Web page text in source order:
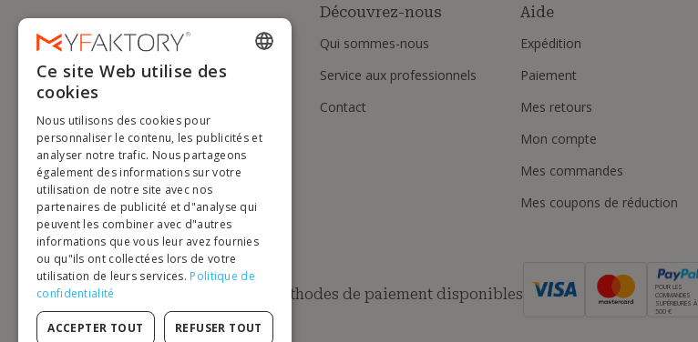
Découvrez-nous
Qui sommes-nous
Service aux professionnels
Contact
Aide
Expédition
Paiement
Mes retours
Mon compte
Mes commandes
Mes coupons de réduction
Méthodes de paiement disponibles
POUR LES
COMMANDES
SUPÉRIEURES À
500 €
ENGLISH
DUTCH
GERMAN
PORTUGUESE
SPANISH
Ce site Web utilise des
cookies
Nous utilisons des cookies pour
personnaliser le contenu, les publicités et
analyser notre trafic. Nous partageons
également des informations sur votre
utilisation de notre site avec nos
partenaires de publicité et d"analyse qui
peuvent les combiner avec d"autres
informations que vous leur avez fournies
ou qu"ils ont collectées lors de votre
utilisation de leurs services. Politique de
confidentialité
ACCEPTER TOUT REFUSER TOUT